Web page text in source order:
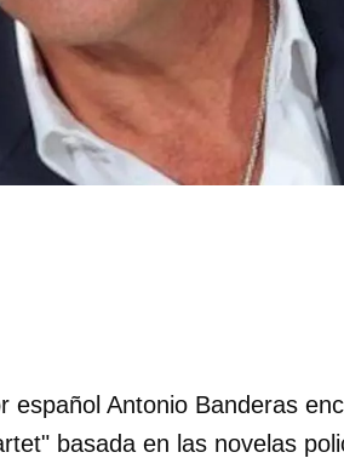
español Antonio Banderas
basada en las novelas